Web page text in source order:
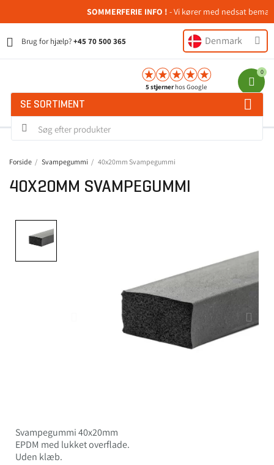
SOMMERFERIE INFO !- Vi kører med nedsat
Brug for hjælp?+45 70 500 365 Denmark
5 stjernerhos Google
SE SORTIMENT
Forside Svampegummi 40x20mm Svampegummi
40X20MM SVAMPEGUMMI
Svampegummi 40x20mm
EPDM med lukket overflade.
Uden klæb.